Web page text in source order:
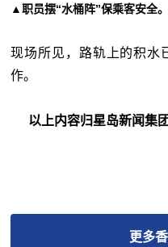
▲职员摆“水桶阵”保乘客安全。
现场所见，路轨上的积水
作。
以上内容归星岛新闻集
更多